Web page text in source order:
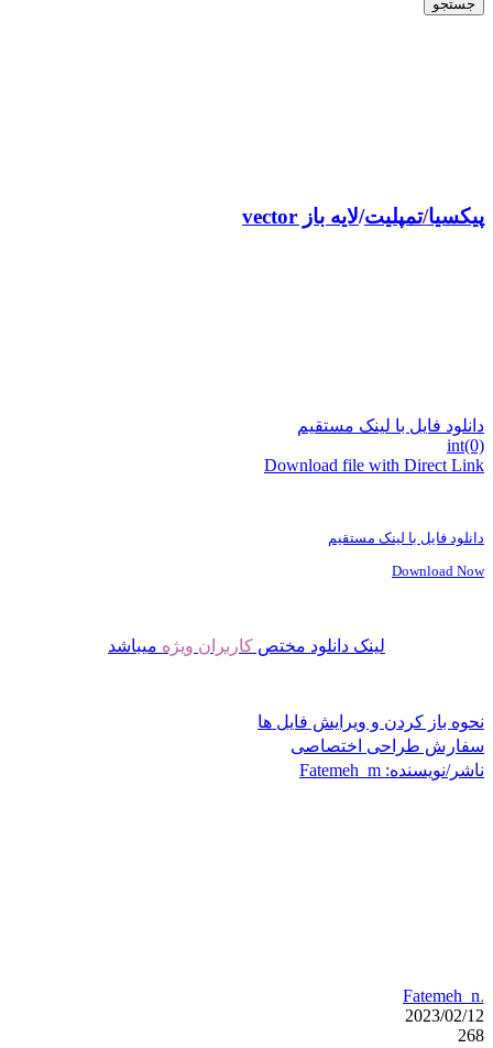
پیکسیا/ لایه باز vector تمپلیت
دانلود فایل با لینک مستقیم
int(0)
Download file with Direct Link
دانلود فایل با لینک مستقیم
Download Now
لینک دانلود مختص کاربران ویژه میباشد
نحوه باز کردن و ویرایش فایل ها
سفارش طراحی اختصاصی
ناشر/نویسنده: Fatemeh_m
Fatemeh_m
2023/02/12
268